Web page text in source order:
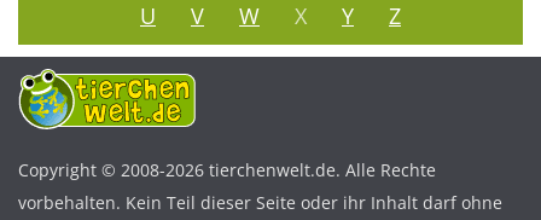
U
V W X Y Z
Copyright © 2008-2026 tierchenwelt.de. Alle Rechte
vorbehalten. Kein Teil dieser Seite oder ihr Inhalt darf ohne